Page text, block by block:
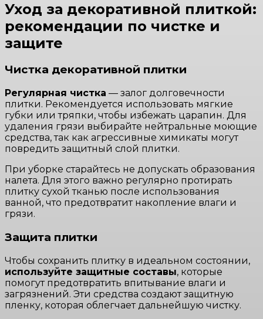
Уход за декоративной плиткой:
рекомендации по чистке и
защите
Чистка декоративной плитки
Регулярная чистка — залог долговечности
плитки. Рекомендуется использовать мягкие
губки или тряпки, чтобы избежать царапин. Для
удаления грязи выбирайте нейтральные моющие
средства, так как агрессивные химикаты могут
повредить защитный слой плитки.
При уборке старайтесь не допускать образования
налета. Для этого важно регулярно протирать
плитку сухой тканью после использования
ванной, что предотвратит накопление влаги и
грязи.
Защита плитки
Чтобы сохранить плитку в идеальном состоянии,
используйте защитные составы, которые
помогут предотвратить впитывание влаги и
загрязнений. Эти средства создают защитную
пленку, которая облегчает дальнейшую чистку.